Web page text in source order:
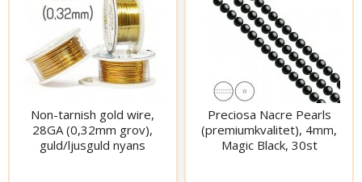
Non-tarnish gold wire,
28GA (0,32mm grov),
guld/ljusguld nyans
Preciosa Nacre Pearls
(premiumkvalitet), 4mm,
Magic Black, 30st